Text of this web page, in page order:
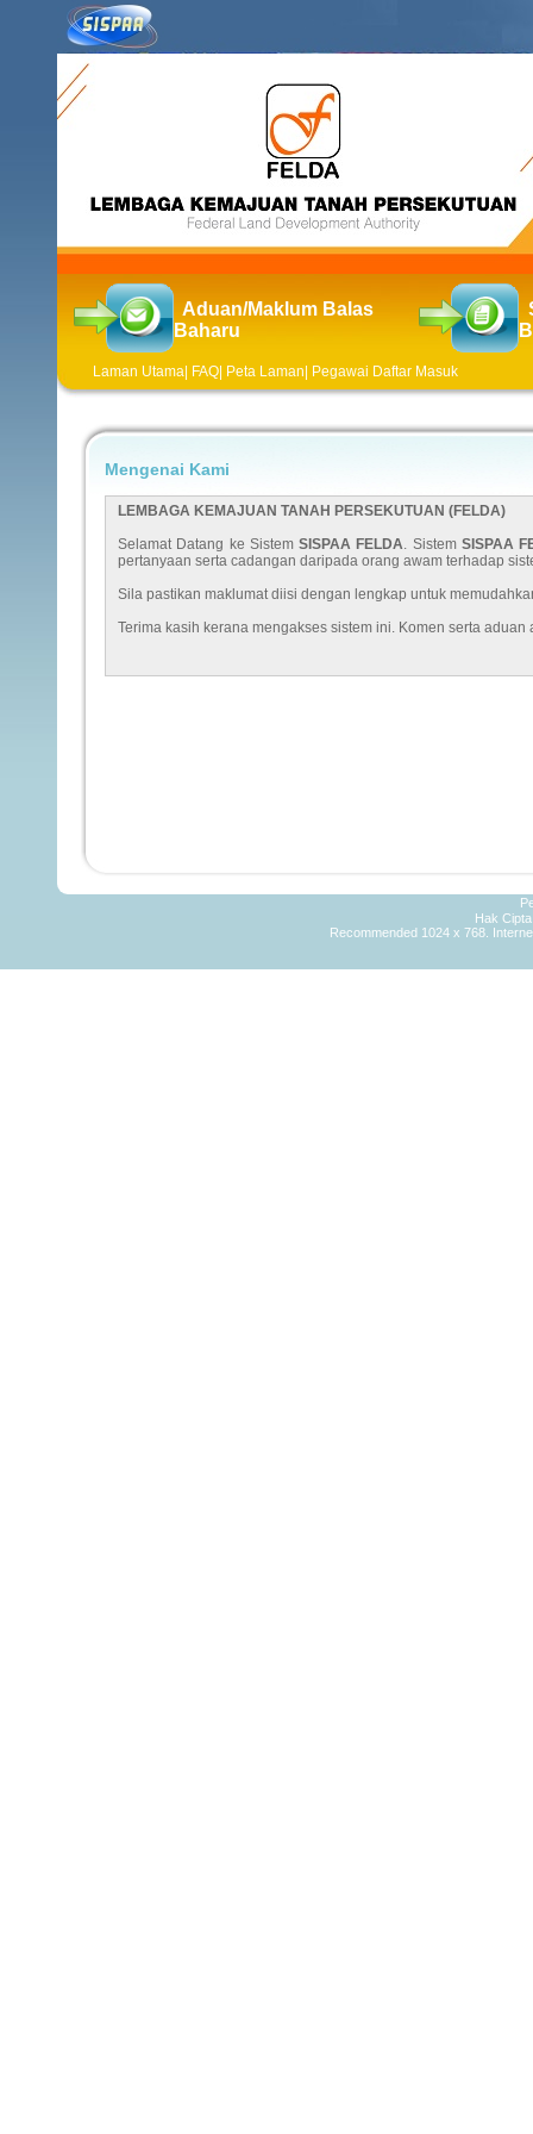
Aduan/Maklum Balas
Baharu
Laman Utama FAQ Peta Laman Pegawai Daftar Masuk
Mengenai Kami
LEMBAGA KEMAJUAN TANAH PERSEKUTUAN (FELDA)
Selamat Datang ke SistemSISPAA FELDA. SistemSISPAA
pertanyaan serta cadangan daripada orang awam terhadap
Sila pastikan maklumat diisi dengan lengkap untuk
Terima kasih kerana mengakses sistem ini. Komen serta
Hak
Recommended 1024 x 768.